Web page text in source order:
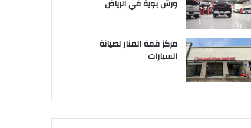
ورش بوية في الرياض
مركز قمة المنار لصيانة
السيارات